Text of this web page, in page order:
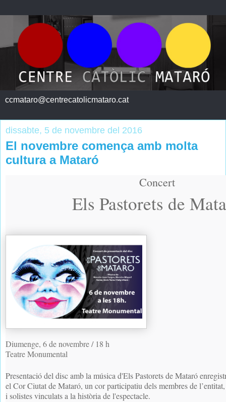
ccmataro@centrecatolicmataro.cat
dissabte, 5 de novembre del 2016
El novembre comença amb molta
cultura a Mataró
Concert
Els Pastorets de
Diumenge, 6 de novembre / 18 h
Teatre Monumental
Presentació del disc amb la música d'Els Pastorets de Mataró
el Cor Ciutat de Mataró, un cor participatiu dels membres de
i solistes vinculats a la història de l'espectacle.